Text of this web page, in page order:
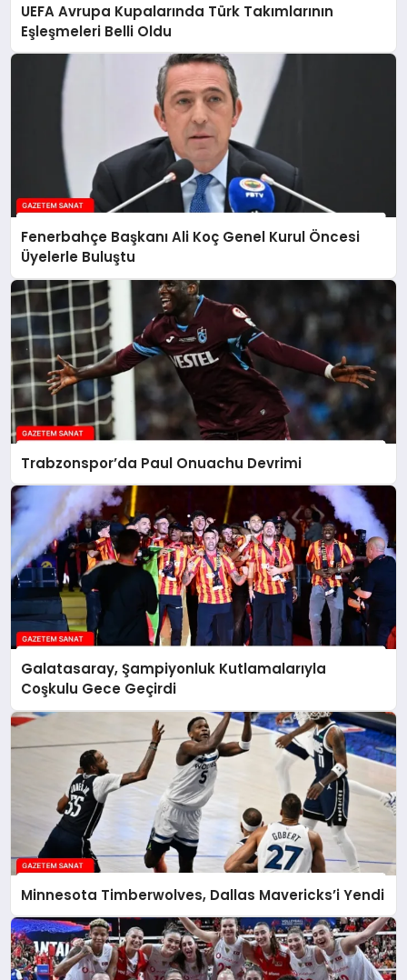
UEFA Avrupa Kupalarında Türk Takımlarının
Eşleşmeleri Belli Oldu
Fenerbahçe Başkanı Ali Koç Genel Kurul Öncesi
Üyelerle Buluştu
Trabzonspor’da Paul Onuachu Devrimi
Galatasaray, Şampiyonluk Kutlamalarıyla
Coşkulu Gece Geçirdi
Minnesota Timberwolves, Dallas Mavericks’i Yendi